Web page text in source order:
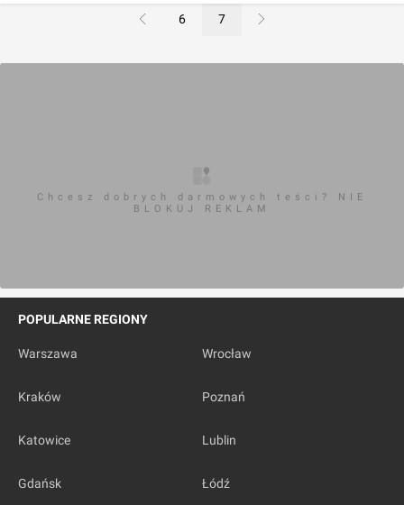
6 7
Chcesz dobrych darmowych teści? NIE
BLOKUJ REKLAM
POPULARNE REGIONY
Warszawa Wrocław
Kraków Poznań
Katowice Lublin
Gdańsk Łódź